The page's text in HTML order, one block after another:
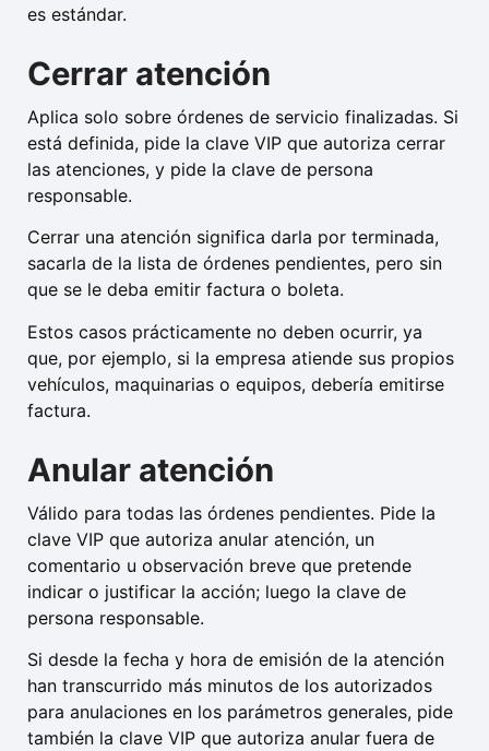
es estándar.
Cerrar atención
Aplica solo sobre órdenes de servicio finalizadas. Si
está definida, pide la clave VIP que autoriza cerrar
las atenciones, y pide la clave de persona
responsable.
Cerrar una atención significa darla por terminada,
sacarla de la lista de órdenes pendientes, pero sin
que se le deba emitir factura o boleta.
Estos casos prácticamente no deben ocurrir, ya
que, por ejemplo, si la empresa atiende sus propios
vehículos, maquinarias o equipos, debería emitirse
factura.
Anular atención
Válido para todas las órdenes pendientes. Pide la
clave VIP que autoriza anular atención, un
comentario u observación breve que pretende
indicar o justificar la acción; luego la clave de
persona responsable.
Si desde la fecha y hora de emisión de la atención
han transcurrido más minutos de los autorizados
para anulaciones en los parámetros generales, pide
también la clave VIP que autoriza anular fuera de